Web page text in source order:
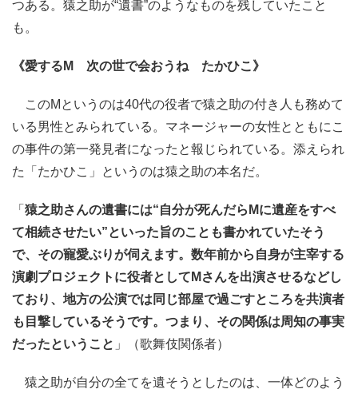
つある。猿之助が“遺書”のようなものを残していたこと
も。
《愛するM 次の世で会おうね たかひこ》
このMというのは40代の役者で猿之助の付き人も務めて
いる男性とみられている。マネージャーの女性とともにこ
の事件の第一発見者になったと報じられている。添えられ
た「たかひこ」というのは猿之助の本名だ。
「 猿之助さんの遺書には“自分が死んだらMに遺産をすべ
て相続させたい”といった旨のことも書かれていたそう
で、その寵愛ぶりが伺えます。数年前から自身が主宰する
演劇プロジェクトに役者としてMさんを出演させるなどし
ており、地方の公演では同じ部屋で過ごすところを共演者
も目撃しているそうです。つまり、その関係は周知の事実
だったということ 」（歌舞伎関係者）
猿之助が自分の全てを遺そうとしたのは、一体どのよう